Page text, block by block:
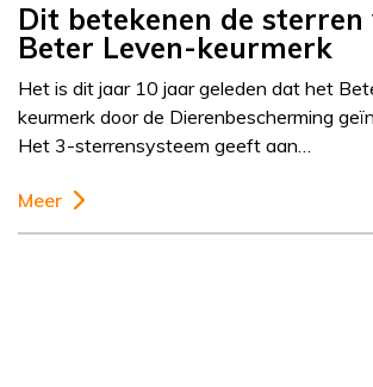
Dit betekenen de sterren
Beter Leven-keurmerk
Het is dit jaar 10 jaar geleden dat het
keurmerk door de Dierenbescherming
Het 3-sterrensysteem geeft aan…
Meer